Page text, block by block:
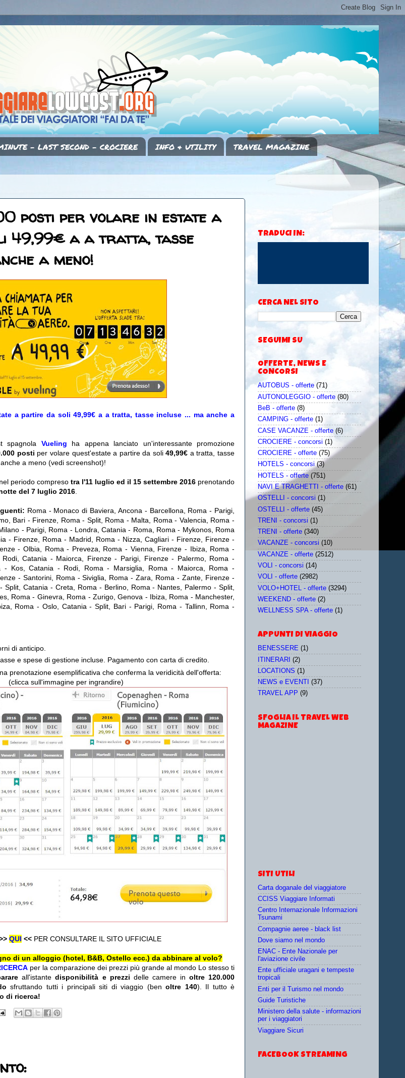
- LAST SECOND - CROCIERE INFO & UTILITY
TRAVEL MAGAZINE
posti per volare in estate a
49,99€ a a tratta, tasse
a meno!
a partire da soli 49,99€ a a tratta, tasse incluse ... ma anche a
spagnola Vueling
ha appena lanciato un'interessante promozione
posti per volare quest'estate a partire da soli49,99€ a tratta, tasse
a meno (vedi screenshot)!
nel periodo compreso tra l'11 luglio ed il 15 settembre 2016 prenotando
del 7 luglio 2016
Roma - Monaco di Baviera, Ancona - Barcellona, Roma - Parigi,
Bari - Firenze, Roma - Split, Roma - Malta, Roma - Valencia, Roma -
- Parigi, Roma - Londra, Catania - Roma, Roma - Mykonos, Roma
- Firenze, Roma - Madrid, Roma - Nizza, Cagliari - Firenze, Firenze -
- Olbia, Roma - Preveza, Roma - Vienna, Firenze - Ibiza, Roma -
Catania - Maiorca, Firenze - Parigi, Firenze - Palermo, Roma -
- Kos, Catania - Rodi, Roma - Marsiglia, Roma - Maiorca, Roma -
- Santorini, Roma - Siviglia, Roma - Zara, Roma - Zante, Firenze -
Split, Catania - Creta, Roma - Berlino, Roma - Nantes, Palermo - Split,
Roma - Ginevra, Roma - Zurigo, Genova - Ibiza, Roma - Manchester,
Roma - Oslo, Catania - Split, Bari - Parigi, Roma - Tallinn, Roma -
di anticipo.
e spese di gestione incluse. Pagamento con carta di credito.
prenotazione esemplificativa che conferma la veridicità dell'offerta:
(clicca sull'immagine per ingrandire)
QUI <<PER CONSULTARE IL SITO UFFICIALE
di un alloggio (hotel, B&B, Ostello ecc.) da abbinare al volo?
per la comparazione dei prezzi più grande al mondo Lo stesso ti
all'istantedisponibilità e prezzi delle camere in oltre 120.000
sfruttando tutti i principali siti di viaggio (benoltre 140). Il tutto è
di ricerca!
TRADUCI IN:
CERCA NEL SITO
SEGUIMI SU
OFFERTE, NEWS E
CONCORSI
AUTOBUS - offerte (71)
AUTONOLEGGIO - offerte (80)
BeB - offerte (8)
CAMPING - offerte (1)
CASE VACANZE - offerte (6)
CROCIERE - concorsi (1)
CROCIERE - offerte (75)
HOTELS - concorsi (3)
HOTELS - offerte (751)
NAVI E TRAGHETTI - offerte (61)
OSTELLI - concorsi (1)
OSTELLI - offerte (45)
TRENI - concorsi (1)
TRENI - offerte (340)
VACANZE - concorsi (10)
VACANZE - offerte (2512)
VOLI - concorsi (14)
VOLI - offerte (2982)
VOLO+HOTEL - offerte (3294)
WEEKEND - offerte (2)
WELLNESS SPA - offerte (1)
APPUNTI DI VIAGGIO
BENESSERE (1)
ITINERARI (2)
LOCATIONS (1)
NEWS e EVENTI
(37)
TRAVEL APP (9)
SFOGLIA IL TRAVEL WEB
MAGAZINE
SITI UTILI
Carta doganale del viaggiatore
CCISS Viaggiare Informati
Centro Internazionale Informazioni
Tsunami
Compagnie aeree - black list
Dove siamo nel mondo
ENAC - Ente Nazionale per
l'aviazione civile
Ente ufficiale uragani e tempeste
tropicali
Enti per il Turismo nel mondo
Guide Turistiche
Ministero della salute - informazioni
per i viaggiatori
Viaggiare Sicuri
FACEBOOK STREAMING